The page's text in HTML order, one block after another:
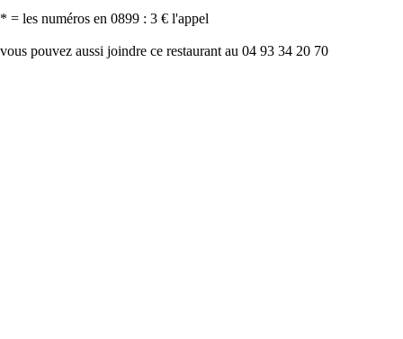
* = les numéros en 0899 : 3 € l'appel
vous pouvez aussi joindre ce restaurant au 04 93 34 20 70